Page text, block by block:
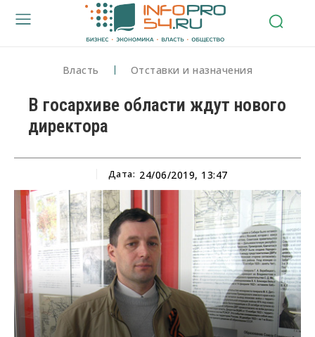
Власть Отставки и назначения
В госархиве области ждут нового
директора
Дата: 24/06/2019, 13:47